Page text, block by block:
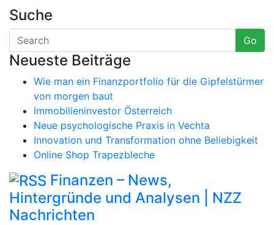
Suche
Go
Neueste Beiträge
Wie man ein Finanzportfolio für die Gipfelstürmer
von morgen baut
Immobilieninvestor Österreich
Neue psychologische Praxis in Vechta
Innovation und Transformation ohne Beliebigkeit
Online Shop Trapezbleche
Finanzen – News,
Hintergründe und Analysen | NZZ
Nachrichten